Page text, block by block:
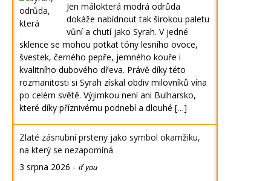
Jen málokterá modrá odrůda
dokáže nabídnout tak širokou paletu
vůní a chutí jako Syrah. V jedné
sklence se mohou potkat tóny lesního ovoce,
švestek, černého pepře, jemného kouře i
kvalitního dubového dřeva. Právě díky této
rozmanitosti si Syrah získal obdiv milovníků vína
po celém světě. Výjimkou není ani Bulharsko,
které díky příznivému podnebí a dlouhé […]
Zlaté zásnubní prsteny jako symbol okamžiku,
na který se nezapomíná
3 srpna 2026 - if you